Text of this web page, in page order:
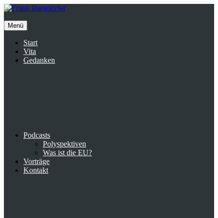
Inhalte
Menü
Start
Vita
Gedanken
Podcasts
Polyspektiven
Was ist die EU?
Vorträge
Kontakt